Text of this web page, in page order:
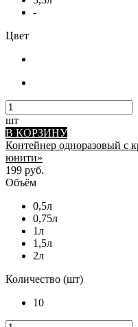
-
Цвет
шт
В КОРЗИНУ
Контейнер одноразовый с
юнити»
199 руб.
Объём
0,5л
0,75л
1л
1,5л
2л
Количество (шт)
10